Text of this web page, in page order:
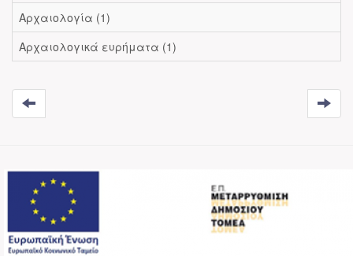
Αρχαιολογία (1)
Αρχαιολογικά ευρήματα (1)